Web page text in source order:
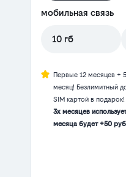
мобильная связь
10 гб
Первые 12 месяцев +
месяц! Безлимитный
SIM картой в подарок!
3х месяцев
месяца будет +50